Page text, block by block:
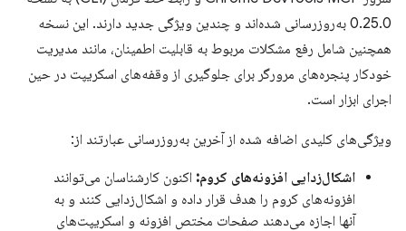
0.25.0 به‌روزرسانی شده‌اند و چندین ویژگی جدید دارند. این نسخه
همچنین شامل رفع مشکلات مربوط به قابلیت اطمینان، مانند مدیریت
خودکار پنجره‌های مرورگر برای جلوگیری از وقفه‌های اسکریپت در حین
اجرای ابزار است.
ویژگی‌های کلیدی اضافه شده از آخرین به‌روزرسانی عبارتند از:
اشکال‌زدایی افزونه‌های کروم: اکنون کارشناسان می‌توانند
افزونه‌های کروم را هدف قرار داده و اشکال‌زدایی کنند و به
آنها اجازه می‌دهند صفحات مختص افزونه و اسکریپت‌های